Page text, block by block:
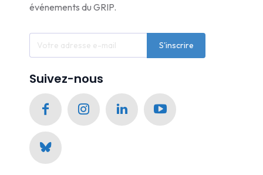
événements du GRIP.
S'inscrire
Suivez-nous